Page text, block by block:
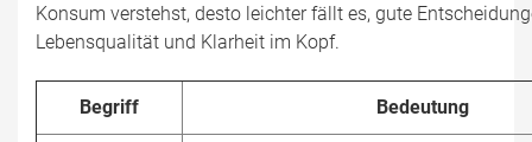
Konsum verstehst, desto leichter fällt es, gute
Lebensqualität und Klarheit im Kopf.
Begriff Bedeutung